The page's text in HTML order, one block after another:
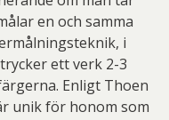
en och samma
i
ett verk 2-3
Enligt Thoen
unik för honom som